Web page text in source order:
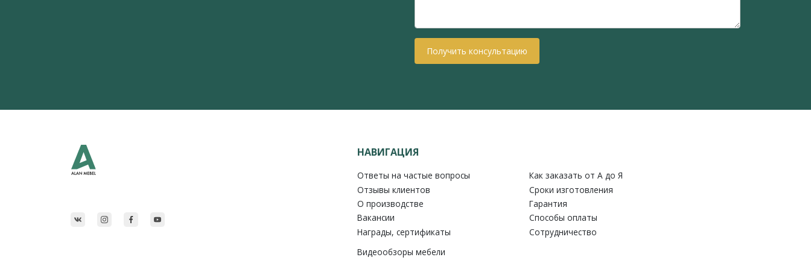
Получить консультацию
НАВИГАЦИЯ
Ответы на частые вопросы
Отзывы клиентов
О производстве
Вакансии
Награды, сертификаты
Видеообзоры мебели
Как заказать от A до Я
Сроки изготовления
Гарантия
Способы оплаты
Сотрудничество